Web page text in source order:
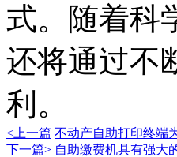
式。随着科
还将通过不
利。
<上一篇 不动产自助打印终端
下一篇> 自助缴费机具有强大